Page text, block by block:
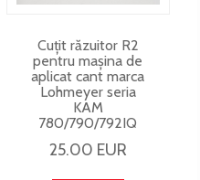
Cuțit răzuitor R2
pentru mașina de
aplicat cant marca
Lohmeyer seria
KAM
780/790/792IQ
25.00 EUR